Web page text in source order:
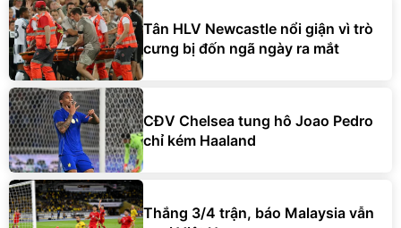
Tân HLV Newcastle nổi giận vì trò
cưng bị đốn ngã ngày ra mắt
CĐV Chelsea tung hô Joao Pedro
chỉ kém Haaland
Thắng 3/4 trận, báo Malaysia vẫn